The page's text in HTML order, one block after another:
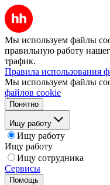
Мы используем файлы
правильную работу
трафик.
Правила использования
Мы используем файлы
файлов cookie
Понятно
Ищу работу
Ищу работу
Ищу работу
Ищу сотрудника
Сервисы
Помощь